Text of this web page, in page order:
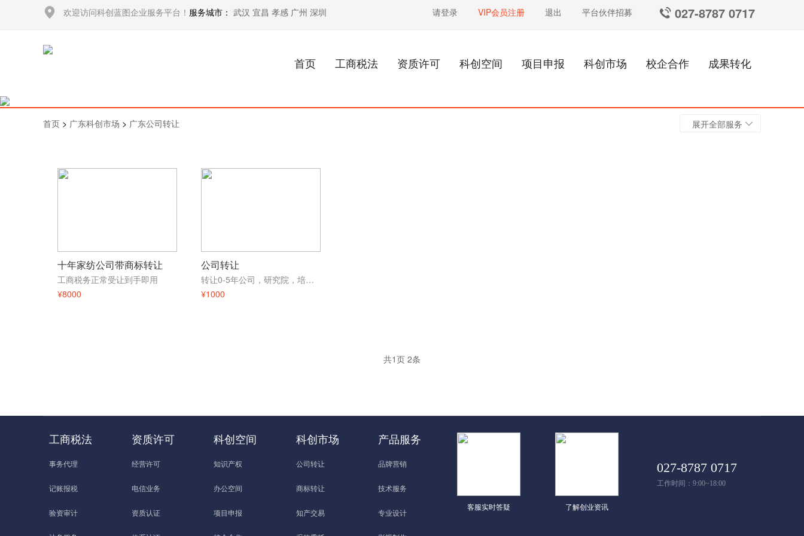
欢迎访问科创蓝图企业服务平台！ 服务城市： 武汉 宜昌 孝感 广州 深圳 请登录 VIP会员注册 退出 平台伙伴招募 027-8787 0717
首页 工商税法 资质许可 科创空间 项目申报 科创市场 校企合作 成果转化
首页 > 广东科创市场 > 广东公司转让 展开全部服务
十年家纺公司带商标转让
工商税务正常受让到手即用
¥8000
公司转让
转让0-5年公司，研究院，培训学校，供应商供应链，科技，传媒，电子商务！
¥1000
共1页 2条
工商税法
事务代理
记账报税
验资审计
资质许可
经营许可
电信业务
资质认证
科创空间
知识产权
办公空间
项目申报
科创市场
公司转让
商标转让
知产交易
产品服务
品牌营销
技术服务
专业设计
客服实时答疑 了解创业资讯
027-8787 0717
工作时间：9:00~18:00